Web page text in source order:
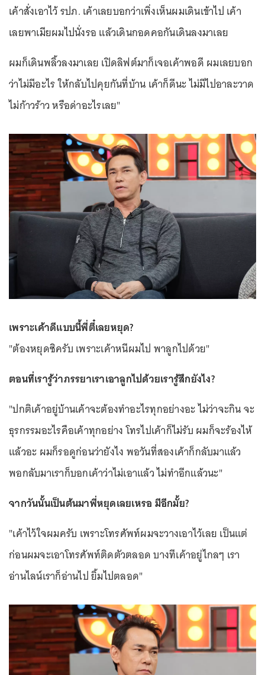
เค้าสั่งเอาไว้ รปภ. เค้าเลยบอกว่าเพิ่งเห็นผมเดินเข้าไป เค้า
เลยพาเมียผมไปนั่งรอ แล้วเดินกอดคอกันเดินลงมาเลย
ผมก็เดินพลิ้วลงมาเลย เปิดลิฟต์มาก็เจอเค้าพอดี ผมเลยบอก
ว่าไม่มีอะไร ให้กลับไปคุยกันที่บ้าน เค้าก็ดีนะ ไม่มีไปอาละวาด
ไม่ก้าวร้าว หรือด่าอะไรเลย"
เพราะเค้าดีแบบนี้พี่ตี๋เลยหยุด?
"ต้องหยุดซิครับ เพราะเค้าหนีผมไป พาลูกไปด้วย"
ตอนที่เรารู้ว่าภรรยาเราเอาลูกไปด้วยเรารู้สึกยังไง?
"ปกติเค้าอยู่บ้านเค้าจะต้องทำอะไรทุกอย่างอะ ไม่ว่าจะกิน จะ
ธุรกรรมอะไรคือเค้าทุกอย่าง โทรไปเค้าก็ไม่รับ ผมก็จะร้องไห้
แล้วอะ ผมก็รอดูก่อนว่ายังไง พอวันที่สองเค้าก็กลับมาแล้ว
พอกลับมาเราก็บอกเค้าว่าไม่เอาแล้ว ไม่ทำอีกแล้วนะ"
จากวันนั้นเป็นต้นมาพี่หยุดเลยเหรอ มีอีกมั้ย?
"เค้าไว้ใจผมครับ เพราะโทรศัพท์ผมจะวางเอาไว้เลย เป็นแต่
ก่อนผมจะเอาโทรศัพท์ติดตัวตลอด บางทีเค้าอยู่ไกลๆ เรา
อ่านไลน์เราก็อ่านไป ยิ้มไปตลอด"